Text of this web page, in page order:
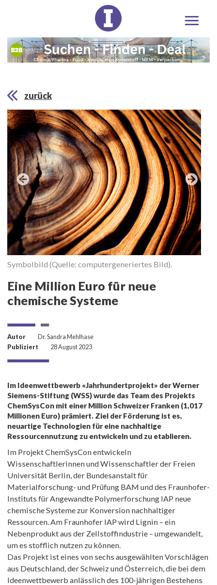
zurück
Symbolbild (Quelle: computergeneriertes Bild).
Eine Million Euro für neue
chemische Systeme
Autor
Dr. Sandra Mehlhase
Publiziert
28 August 2023
Im Ideenwettbewerb «Jahrhundertprojekt» der Werner
Siemens-Stiftung (WSS) wurde das Team des Projekts
ChemSysCon mit einer Million Schweizer Franken (1,017
Millionen Euro) prämiert. Ziel der Förderung ist es,
neuartige Technologien für eine nachhaltige
Ressourcennutzung zu entwickeln und zu etablieren.
Im Projekt ChemSysCon entwickeln
Wissenschaftlerinnen und Wissenschaftler der Freien
Universität Berlin, der Bundesanstalt für
Materialforschung- und Prüfung BAM und des Fraunhofer-
Instituts für Angewandte Polymerforschung IAP neue
chemische Systeme zur Konversion nachhaltiger
Ressourcen. Am Fraunhofer IAP wird Lignin – ein
Nebenprodukt aus der Zellstoffindustrie – umgewandelt,
um es stofflich nutzen zu können.
Das Projekt ist eines von sechs ausgewählten Vorschlägen
aus Deutschland, der Schweiz und Österreich, die bei dem
Ideenwettbewerb anlässlich des 100-jährigen Bestehens